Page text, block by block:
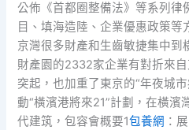
公佈《首都圈整備法》等系列律
目、填海造陸、企業優惠政策
京灣很多財產和生齒敏捷集中到
財產園的2332家企業有對折來
突起，也加重了東京的“年夜城
動“橫濱港將來21”計劃，在橫濱
代建筑，包容會概要1包養網 ：